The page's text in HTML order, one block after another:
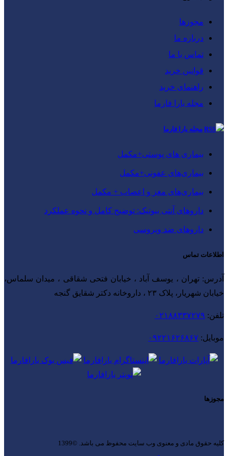
مجوزها
درباره ما
تماس با ما
قوانین خرید
راهنمای خرید
مجله یارا فارما
مجله یارا فارما
بیماری‌ های پوستی+مکمل
بیماری‌های عفونی+مکمل
بیماری‌های مغز و اعصاب + مکمل
داروهای آنتی‌ بیوتیک: توضیح کامل و نحوه عملکرد
داروهای ضد ویروسی
اطلاعات تماس
آدرس: تهران ، یوسف آباد ، خیابان فتحی شقاقی ، میدان سلماس،
خیابان شهریار، پلاک ۲۳ ، داروخانه دکتر شقایق گنجه
تلفن: ۰۲۱۸۸۳۳۷۲۷۹
موبایل: ۰۹۲۲۱۶۲۶۸۶۷
مجوزها
کلیه حقوق مادی و معنوی وب سایت محفوظ می باشد. ©1399